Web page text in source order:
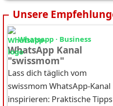
Unsere
Whatsapp · Business
WhatsApp Kanal
"swissmom"
Lass dich täglich vom
swissmom WhatsApp-Kanal
inspirieren: Praktische Tipps